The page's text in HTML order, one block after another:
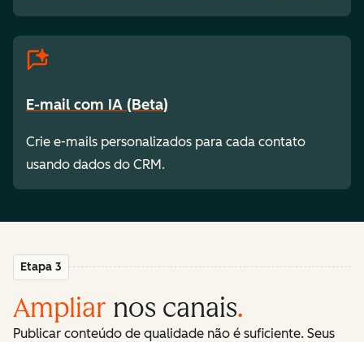
E-mail com IA (Beta)
Crie e-mails personalizados para cada contato
usando dados do CRM.
Etapa 3
Ampliar nos canais.
Publicar conteúdo de qualidade não é suficiente. Seus